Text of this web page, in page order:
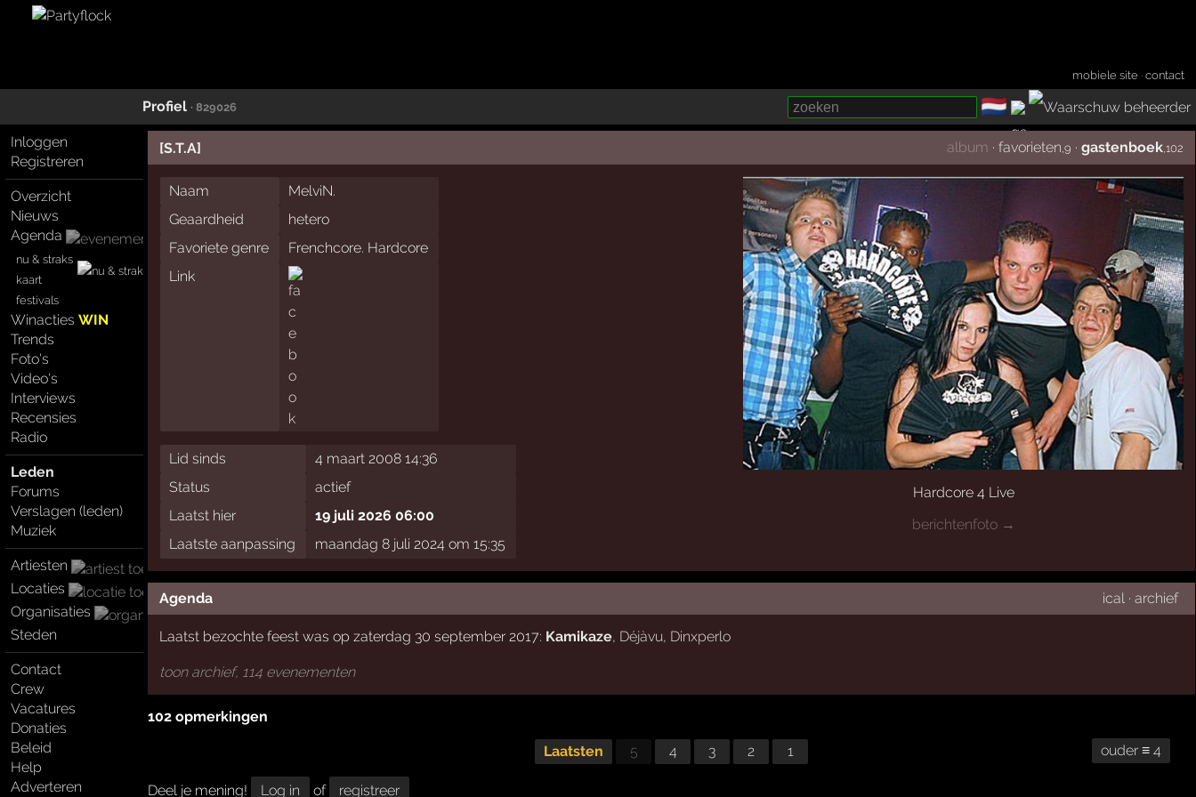
mobiele site ·contact
Profiel · 829026 🇳🇱
Inloggen
Registreren
Overzicht
Nieuws
Agenda
nu & straks
kaart
festivals
WinactiesWIN
Trends
Foto's
Video's
Interviews
Recensies
Radio
Leden
Forums
Verslagen (leden)
Muziek
Artiesten
Locaties
Organisaties
Steden
Contact
Crew
Vacatures
Donaties
Beleid
Help
Adverteren
[S.T.A] album ·favorieten ,9 ·gastenboek,102
Hardcore 4 Live
berichtenfoto →
Naam
MelviN.
Geaardheid
hetero
Favoriete genre
Frenchcore. Hardcore
Link
Lid sinds
4 maart 2008 14:36
Status
actief
Laatst hier
19 juli 2026 06:00
Laatste aanpassing
maandag 8 juli 2024 om 15:35
Agenda ical· archief
Laatst bezochte feest was op zaterdag 30 september 2017: Kamikaze, Déjàvu, Dinxperlo
toon archief, 114 evenementen
102 opmerkingen
Laatsten 5 4 3 2 1 ouder ≡ 4
Deel je mening! Log in of registreer